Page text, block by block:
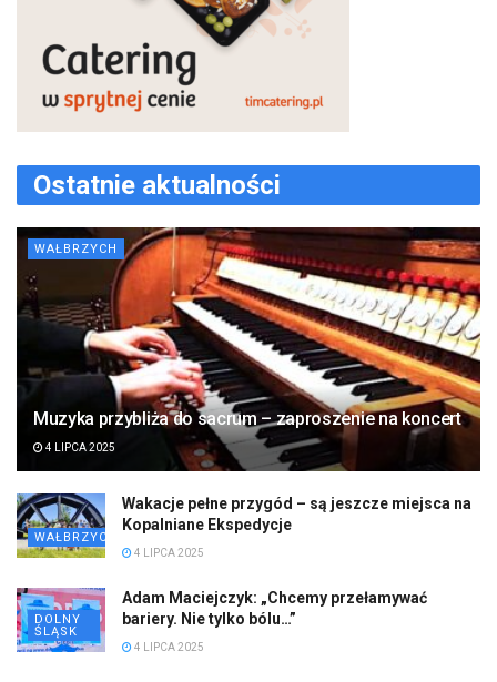
Ostatnie aktualności
WAŁBRZYCH
Muzyka przybliża do sacrum – zaproszenie na koncert
4 LIPCA 2025
WAŁBRZYCH
Wakacje pełne przygód – są jeszcze miejsca na
Kopalniane Ekspedycje
4 LIPCA 2025
DOLNY
ŚLĄSK
Adam Maciejczyk: „Chcemy przełamywać
bariery. Nie tylko bólu…”
4 LIPCA 2025